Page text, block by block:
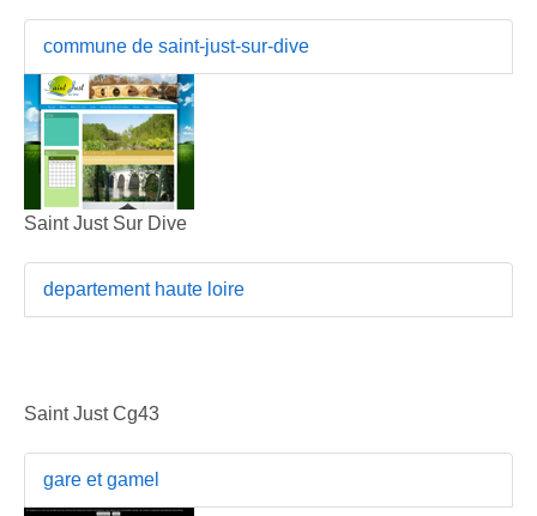
commune de saint-just-sur-dive
Saint Just Sur Dive
departement haute loire
Saint Just Cg43
gare et gamel